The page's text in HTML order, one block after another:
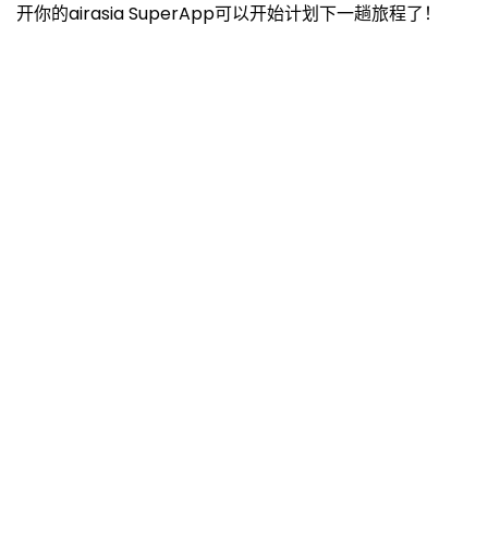
开你的airasia SuperApp可以开始计划下一趟旅程了！